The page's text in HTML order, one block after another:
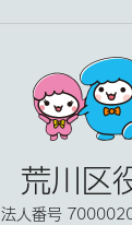
荒川区
法人番号